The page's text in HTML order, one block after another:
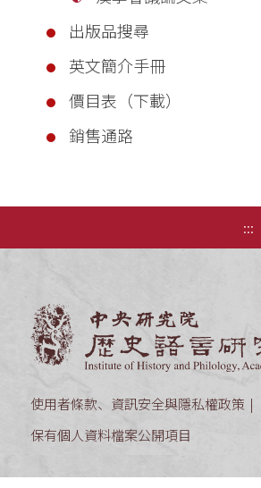
出版品搜尋
英文簡介手冊
價目表（下載）
銷售通路
:::
使用者條款、資訊安全與隱私權政策
保有個人資料檔案公開項目